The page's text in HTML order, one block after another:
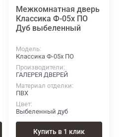
Межкомнатная дверь
Классика Ф-05х ПО
Дуб выбеленный
Модель
Классика Ф-05х ПО
Производители
ГАЛЕРЕЯ ДВЕРЕЙ
Материал отделки
ПВХ
Цвет
Выбеленный дуб
Купить в 1 клик